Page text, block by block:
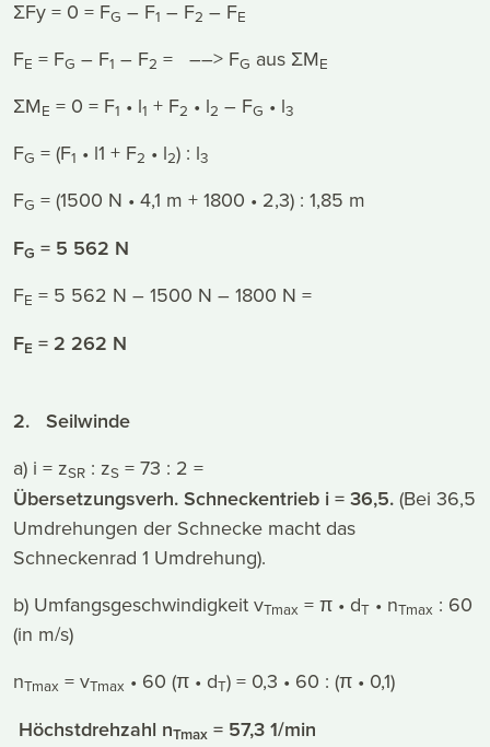
ΣFy = 0 = FG – F1 – F2 – FE
FE = FG – F1 – F2 = ––> FG aus ΣME
ΣME = 0 = F1 • l1 + F2 • l2 – FG • l3
FG = (F1 • l1 + F2 • l2) : l3
FG = (1500 N • 4,1 m + 1800 • 2,3) : 1,85 m
FG = 5 562 N
FE = 5 562 N – 1500 N – 1800 N =
FE = 2 262 N
2. Seilwinde
a) i = zSR : zS = 73 : 2 =
Übersetzungsverh. Schneckentrieb i = 36,5. (Bei 36,5
Umdrehungen der Schnecke macht das
Schneckenrad 1 Umdrehung).
b) Umfangsgeschwindigkeit vTmax = π • dT • nTmax : 60
(in m/s)
nTmax = vTmax • 60 (π • dT) = 0,3 • 60 : (π • 0,1)
Höchstdrehzahl nTmax = 57,3 1/min